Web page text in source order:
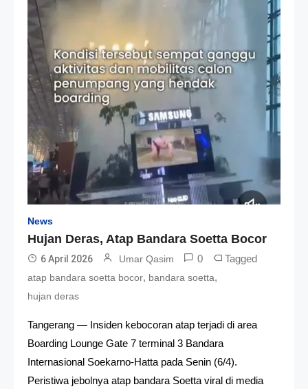
News
Hujan Deras, Atap Bandara Soetta Bocor
6 April 2026 Umar Qasim 0 Tagged
atap bandara soetta bocor, bandara soetta,
hujan deras
Tangerang — Insiden kebocoran atap terjadi di area
Boarding Lounge Gate 7 terminal 3 Bandara
Internasional Soekarno-Hatta pada Senin (6/4).
Peristiwa jebolnya atap bandara Soetta viral di media